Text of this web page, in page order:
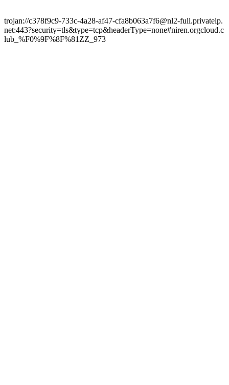
trojan://c378f9c9-733c-4a28-af47-cfa8b063a7f6@nl2-full.privateip.
net:443?security=tls&type=tcp&headerType=none#niren.orgcloud.c
lub_%F0%9F%8F%81ZZ_973